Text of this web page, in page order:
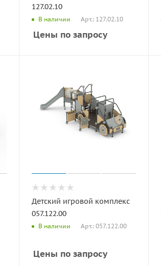
127.02.10
В наличии Арт.: 127.02.10
Цены по запросу
Детский игровой комплекс
057.122.00
В наличии Арт.: 057.122.00
Цены по запросу